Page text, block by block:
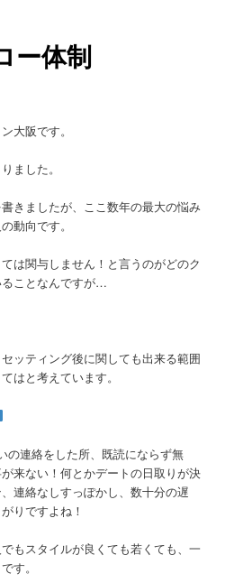
ー体制
大阪です。
ました。
きましたが、ここ数年の最大の悩み
動向です。
は関与しません！と言うのがどのク
ことなんですが…
ッティング後に関しても出来る範囲
はと考えています。
の連絡をした所、既読にならず無
来ない！何とかデートの日取りが決
連絡なしすっぽかし、数十分の遅
りですよね！
もスタイルが良くても若くても、一
す。